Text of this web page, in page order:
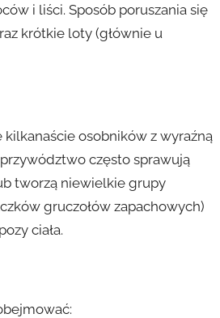
i liści. Sposób poruszania się
krótkie loty (głównie u
osobników z wyraźną
często sprawują
tworzą niewielkie grupy
gruczołów zapachowych)
ciała.